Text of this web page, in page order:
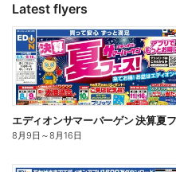
Latest flyers
8月9日 ～8月16日